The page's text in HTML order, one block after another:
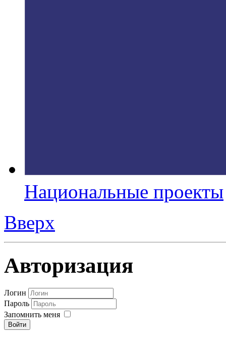
Национальные проекты
Вверх
Авторизация
Логин
Пароль
Запомнить меня
Войти